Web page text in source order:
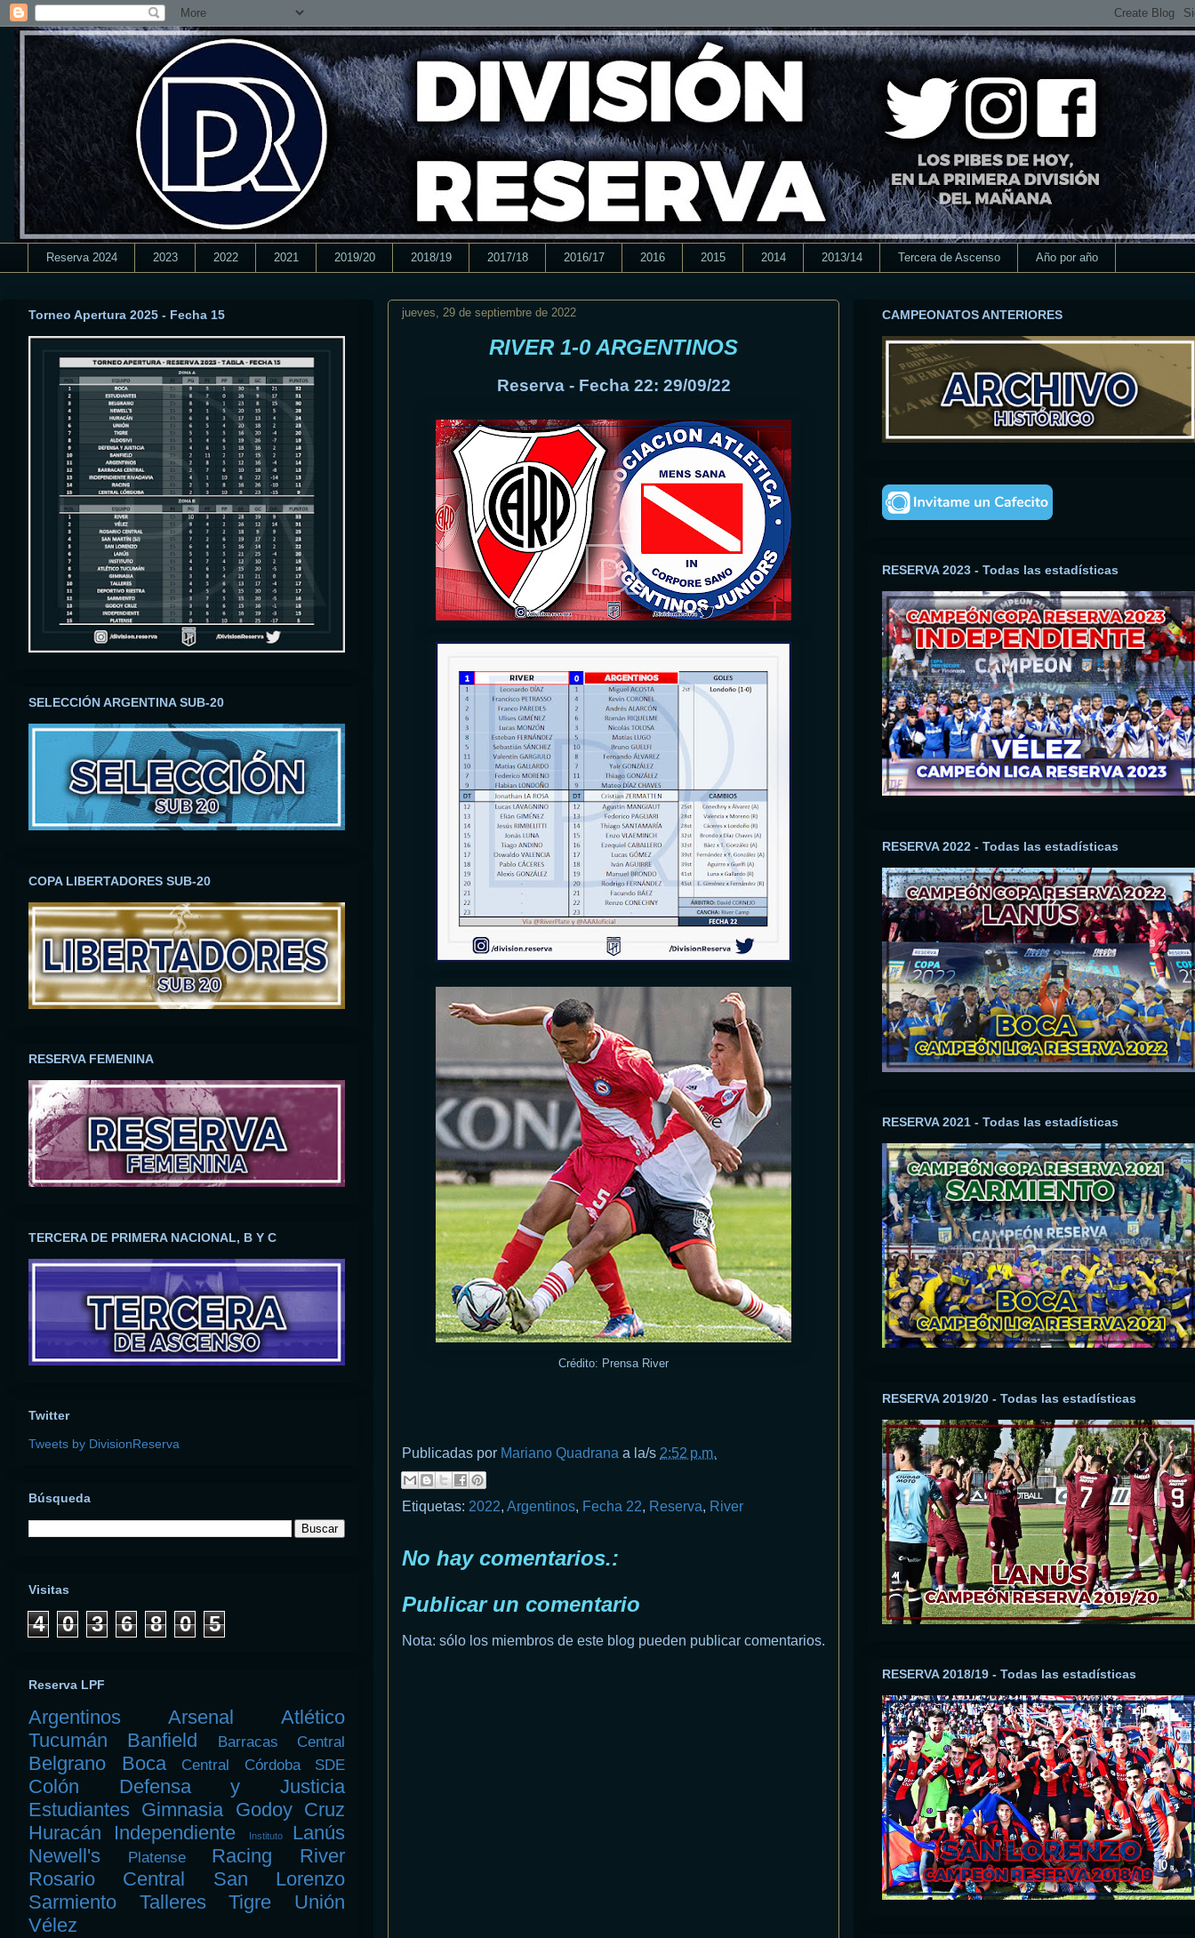
Reserva 2024 2023 2022 2021 2019/20 2018/19 2017/18 2016/17 2016 2015 2014 2013/14 Tercera de Ascenso Año por año
jueves, 29 de septiembre de 2022
RIVER 1-0 ARGENTINOS
Reserva - Fecha 22: 29/09/22
Crédito: Prensa River
Publicadas por Mariano Quadrana a la/s 2:52 p.m.
Etiquetas: 2022, Argentinos, Fecha 22, Reserva, River
No hay comentarios.:
Publicar un comentario
Nota: sólo los miembros de este blog pueden publicar comentarios.
Torneo Apertura 2025 - Fecha 15
SELECCIÓN ARGENTINA SUB-20
COPA LIBERTADORES SUB-20
RESERVA FEMENINA
TERCERA DE PRIMERA NACIONAL, B Y C
Twitter
Tweets by DivisionReserva
Búsqueda
Visitas
4 0 3 6 8 0 5
Reserva LPF
Argentinos Arsenal
Atlético
Tucumán
Banfield Barracas Central
Belgrano Boca Central Córdoba SDE
Colón
Defensa y Justicia
Estudiantes Gimnasia Godoy Cruz
Huracán
Independiente Instituto
Lanús
Newell's
Platense Racing
River
Rosario Central
San Lorenzo
Sarmiento
Talleres Tigre
Unión
Vélez
CAMPEONATOS ANTERIORES
RESERVA 2023 - Todas las estadísticas
RESERVA 2022 - Todas las estadísticas
RESERVA 2021 - Todas las estadísticas
RESERVA 2019/20 - Todas las estadísticas
RESERVA 2018/19 - Todas las estadísticas